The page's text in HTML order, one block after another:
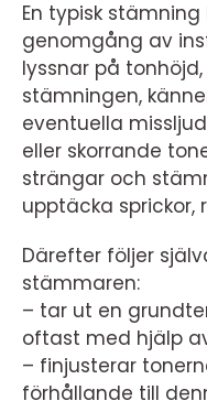
En typisk
genomgång av
lyssnar på
stämningen,
eventuella
eller skorrande
strängar och
upptäcka sprickor,
Därefter följer
stämmaren:
– tar ut en
oftast med hjälp
– finjusterar
förhållande till